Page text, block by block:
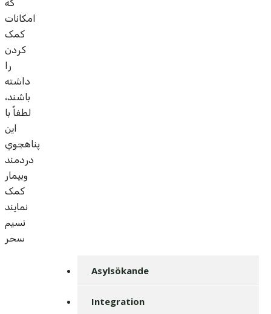
که
امکانات
کمک
کردن
را
داشته
باشند،
لطفاٌ با
اين
پناهجوي
دردمند
وبيمار
کمک
نمايند
نسيم
Asylsökande
Integration